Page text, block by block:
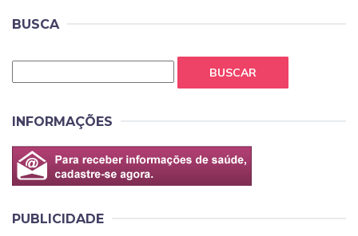
BUSCA
BUSCAR
INFORMAÇÕES
PUBLICIDADE